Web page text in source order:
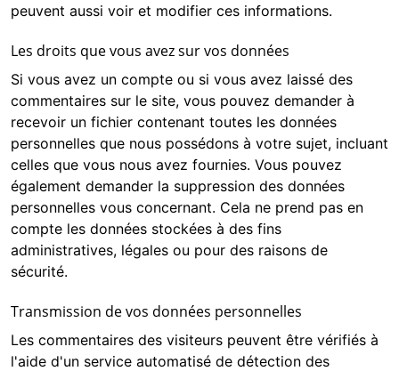
peuvent aussi voir et modifier ces informations.
Les droits que vous avez sur vos données
Si vous avez un compte ou si vous avez laissé des
commentaires sur le site, vous pouvez demander à
recevoir un fichier contenant toutes les données
personnelles que nous possédons à votre sujet, incluant
celles que vous nous avez fournies. Vous pouvez
également demander la suppression des données
personnelles vous concernant. Cela ne prend pas en
compte les données stockées à des fins
administratives, légales ou pour des raisons de
sécurité.
Transmission de vos données personnelles
Les commentaires des visiteurs peuvent être vérifiés à
l'aide d'un service automatisé de détection des